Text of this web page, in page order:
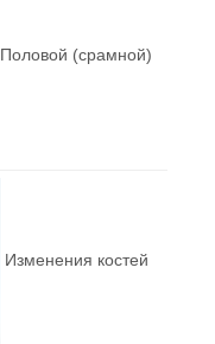
Половой (срамной)
Изменения костей